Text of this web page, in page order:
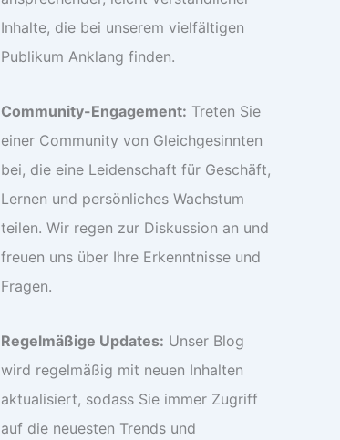
Inhalte, die bei unserem vielfältigen
Publikum Anklang finden.
Community-Engagement: Treten Sie
einer Community von Gleichgesinnten
bei, die eine Leidenschaft für Geschäft,
Lernen und persönliches Wachstum
teilen. Wir regen zur Diskussion an und
freuen uns über Ihre Erkenntnisse und
Fragen.
Regelmäßige Updates: Unser Blog
wird regelmäßig mit neuen Inhalten
aktualisiert, sodass Sie immer Zugriff
auf die neuesten Trends und